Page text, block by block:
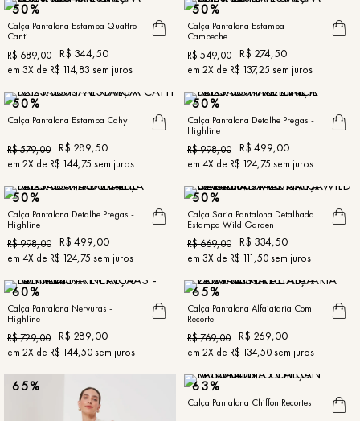
50%
Calça Pantalona Estampa Quattro
Canti
R$689,00 R$ 344,50
em 3X de R$ 114,83 sem juros
50%
Calça Pantalona Estampa
Campeche
R$549,00 R$ 274,50
em 2X de R$ 137,25 sem juros
50%
Calça Pantalona Estampa Cahy
R$579,00 R$ 289,50
em 2X de R$ 144,75 sem juros
50%
Calça Pantalona Detalhe Pregas -
Highline
R$998,00 R$ 499,00
em 4X de R$ 124,75 sem juros
50%
Calça Pantalona Detalhe Pregas -
Highline
R$998,00 R$ 499,00
em 4X de R$ 124,75 sem juros
50%
Calça Sarja Pantalona Detalhada
Estampa Wild Garden
R$669,00 R$ 334,50
em 3X de R$ 111,50sem juros
60%
Calça Pantalona Nervuras -
Highline
R$729,00 R$ 289,00
em 2X de R$ 144,50sem juros
65%
Calça Pantalona Alfaiataria Com
Recorte
R$769,00 R$ 269,00
em 2X de R$ 134,50sem juros
65% 63%
Calça Pantalona Chiffon Recortes